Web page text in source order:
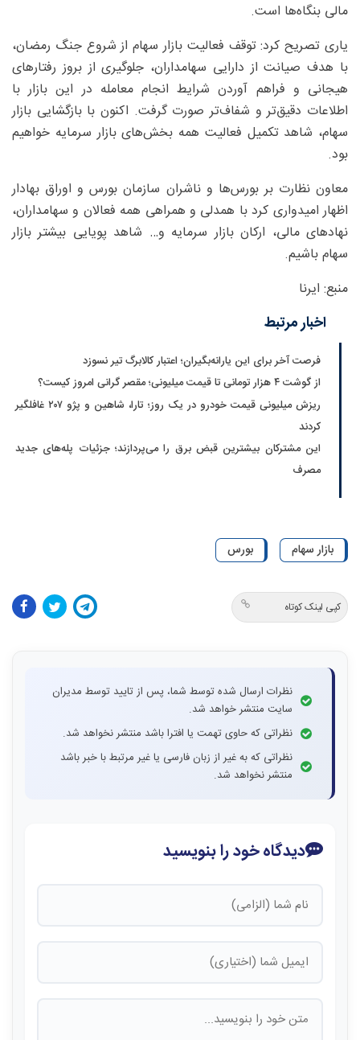
مالی بنگاه‌ها است.
یاری تصریح کرد: توقف فعالیت بازار سهام از شروع جنگ رمضان،
با هدف صیانت از دارایی سهامداران، جلوگیری از بروز رفتارهای
هیجانی و فراهم آوردن شرایط انجام معامله در این بازار با
اطلاعات دقیق‌تر و شفاف‌تر صورت‌ گرفت. اکنون با بازگشایی بازار
سهام، شاهد تکمیل فعالیت همه بخش‌های بازار سرمایه خواهیم
بود.
معاون نظارت بر بورس‌ها و ناشران سازمان بورس و اوراق بهادار
اظهار امیدواری کرد با همدلی و همراهی همه فعالان و سهامداران،
نهادهای مالی، ارکان بازار سرمایه و… شاهد پویایی بیشتر بازار
سهام باشیم.
منبع: ایرنا
اخبار مرتبط
فرصت آخر برای این یارانه‌بگیران؛ اعتبار کالابرگ تیر نسوزد
از گوشت ۴ هزار تومانی تا قیمت میلیونی؛ مقصر گرانی امروز کیست؟
ریزش میلیونی قیمت خودرو در یک روز؛ تارا، شاهین و پژو ۲۰۷ غافلگیر
کردند
این مشترکان بیشترین قبض برق را می‌پردازند؛ جزئیات پله‌های جدید
مصرف
بازار سهام بورس
کپی لینک کوتاه
نظرات ارسال شده توسط شما، پس از تایید توسط مدیران
سایت منتشر خواهد شد.
نظراتی که حاوی تهمت یا افترا باشد منتشر نخواهد شد.
نظراتی که به غیر از زبان فارسی یا غیر مرتبط با خبر باشد
منتشر نخواهد شد.
دیدگاه خود را بنویسید